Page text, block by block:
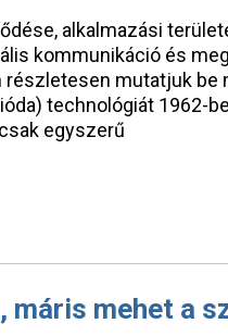
alkalmazási
kommunikáció és
mutatjuk be
technológiát 1962-
egyszerű
máris mehet a